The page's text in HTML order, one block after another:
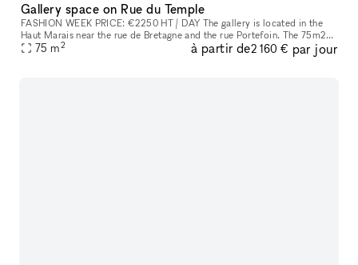
Gallery space on Rue du Temple
FASHION WEEK PRICE: €2250 HT / DAY The gallery is located in the
Haut Marais near the rue de Bretagne and the rue Portefoin. The 75m2
space is located on the first floor at the end of a small Parisa
75 m2 à partir de2 160 € par jour